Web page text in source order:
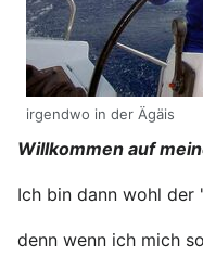
irgendwo in der Ägäis
Willkommen auf
Ich bin dann wohl der
denn wenn ich mich